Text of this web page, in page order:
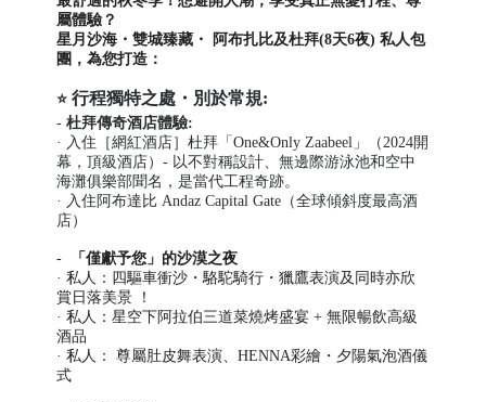
屬體驗？
星月沙海・雙城臻藏・ 阿布扎比及杜拜(8天6夜) 私人包
團，為您打造：
⭐行程獨特之處・別於常規:
-杜拜傳奇酒店體驗:
· 入住［網紅酒店］杜拜「One&Only Zaabeel」（2024開
幕，頂級酒店）- 以不對稱設計、無邊際游泳池和空中
海灘俱樂部聞名，是當代工程奇跡。
· 入住 阿布達比 Andaz Capital Gate（全球傾斜度最高酒
店）
-
「僅獻予您」的沙漠之夜
· 私人：四驅車衝沙・駱駝騎行・獵鷹表演及同時亦欣
賞日落美景 ！
· 私人：星空下阿拉伯三道菜燒烤盛宴 + 無限暢飲高級
酒品
· 私人： 尊屬肚皮舞表演、HENNA彩繪・夕陽氣泡酒儀
式